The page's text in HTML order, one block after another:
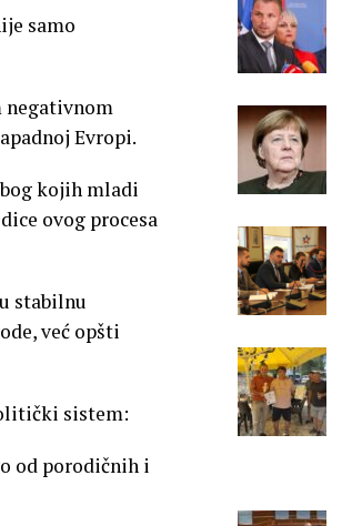
samo
negativnom
Evropi.
kojih mladi
ovog procesa
stabilnu
već opšti
sistem:
od porodičnih i